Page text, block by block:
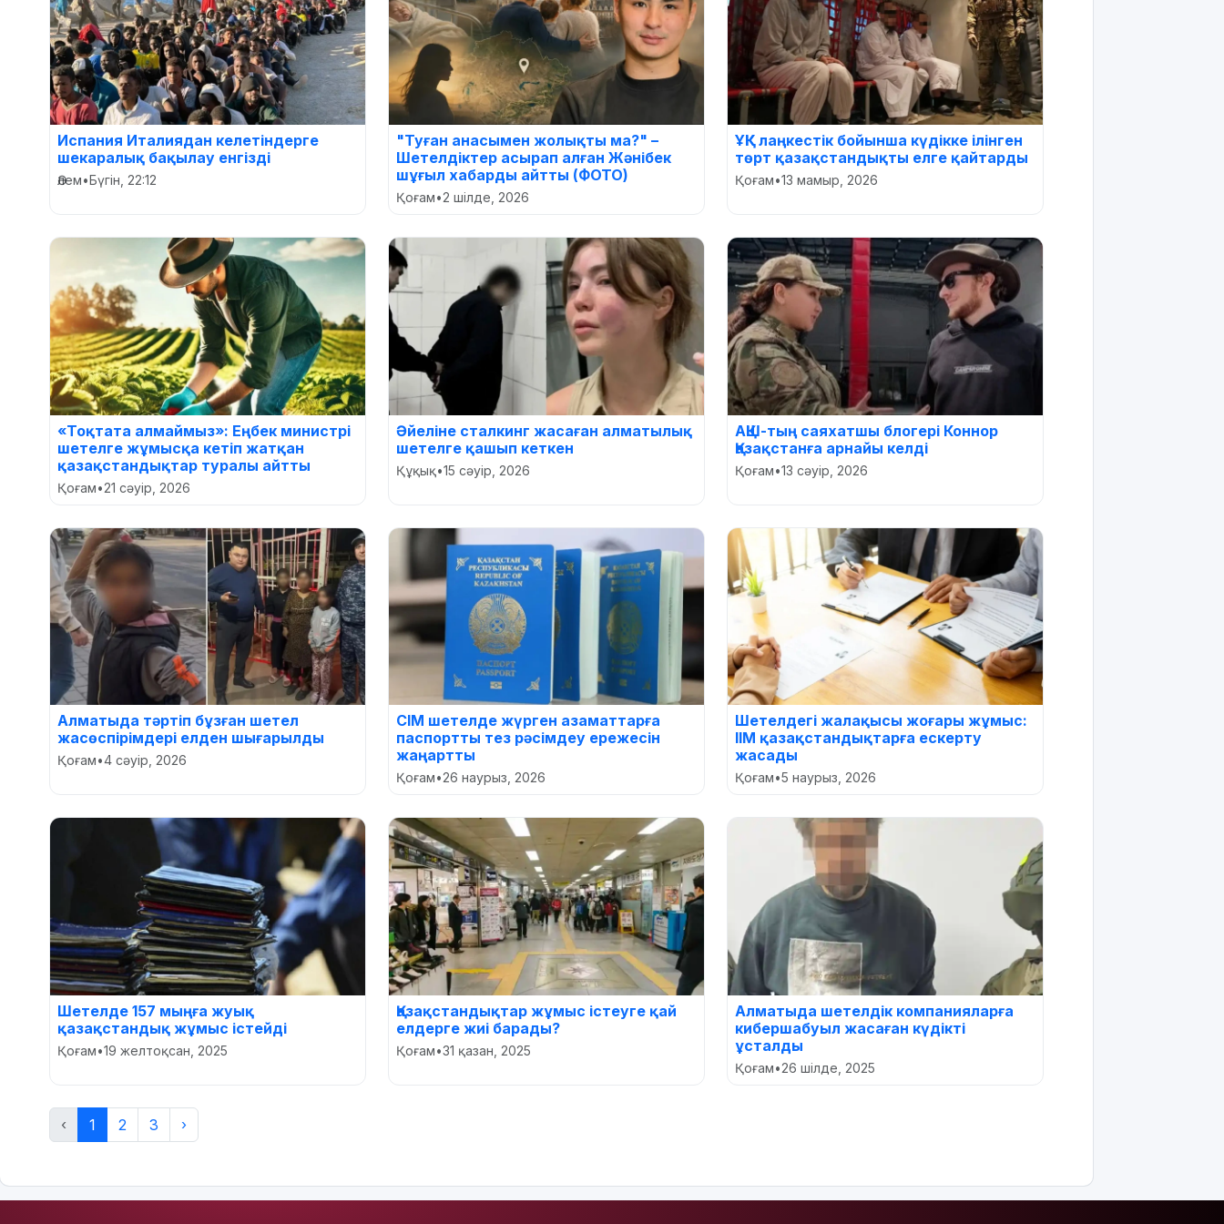
Испания Италиядан келетіндерге
шекаралық бақылау енгізді
Әлем•Бүгін, 22:12
"Туған анасымен жолықты ма?" –
Шетелдіктер асырап алған Жәнібек
шұғыл хабарды айтты (ФОТО)
Қоғам•2 шілде, 2026
ҰҚК лаңкестік бойынша күдікке ілінген
төрт қазақстандықты елге қайтарды
Қоғам•13 мамыр, 2026
«Тоқтата алмаймыз»: Еңбек министрі
шетелге жұмысқа кетіп жатқан
қазақстандықтар туралы айтты
Қоғам•21 сәуір, 2026
Әйеліне сталкинг жасаған алматылық
шетелге қашып кеткен
Құқық•15 сәуір, 2026
АҚШ-тың саяхатшы блогері Коннор
Қазақстанға арнайы келді
Қоғам•13 сәуір, 2026
Алматыда тәртіп бұзған шетел
жасөспірімдері елден шығарылды
Қоғам•4 сәуір, 2026
СІМ шетелде жүрген азаматтарға
паспортты тез рәсімдеу ережесін
жаңартты
Қоғам•26 наурыз, 2026
Шетелдегі жалақысы жоғары жұмыс:
ІІМ қазақстандықтарға ескерту
жасады
Қоғам•5 наурыз, 2026
Шетелде 157 мыңға жуық
қазақстандық жұмыс істейді
Қоғам•19 желтоқсан, 2025
Қазақстандықтар жұмыс істеуге қай
елдерге жиі барады?
Қоғам•31 қазан, 2025
Алматыда шетелдік компанияларға
кибершабуыл жасаған күдікті
ұсталды
Қоғам•26 шілде, 2025
‹ 1 2 3 ›